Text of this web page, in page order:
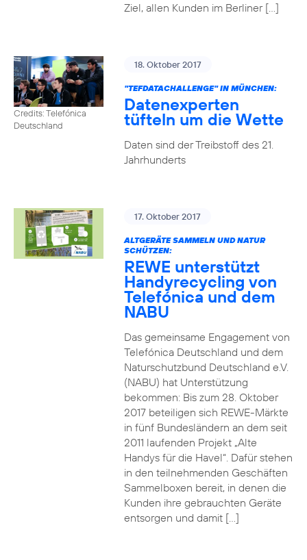
Ziel, allen Kunden im Berliner […]
Credits: Telefónica
Deutschland
18. Oktober 2017
"TEFDATACHALLENGE" IN MÜNCHEN:
Datenexperten
tüfteln um die Wette
Daten sind der Treibstoff des 21.
Jahrhunderts
17. Oktober 2017
ALTGERÄTE SAMMELN UND NATUR
SCHÜTZEN:
REWE unterstützt
Handyrecycling von
Telefónica und dem
NABU
Das gemeinsame Engagement von
Telefónica Deutschland und dem
Naturschutzbund Deutschland e.V.
(NABU) hat Unterstützung
bekommen: Bis zum 28. Oktober
2017 beteiligen sich REWE-Märkte
in fünf Bundesländern an dem seit
2011 laufenden Projekt „Alte
Handys für die Havel“. Dafür stehen
in den teilnehmenden Geschäften
Sammelboxen bereit, in denen die
Kunden ihre gebrauchten Geräte
entsorgen und damit […]